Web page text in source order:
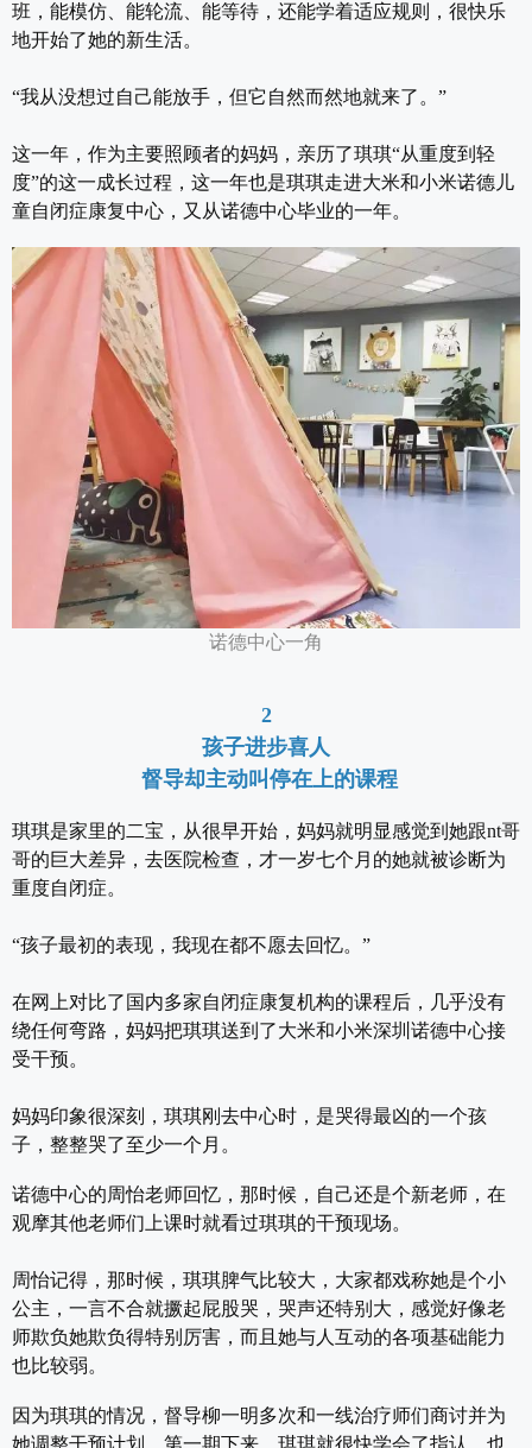
班，能模仿、能轮流、能等待，还能学着适应规则，很快乐
地开始了她的新生活。
“我从没想过自己能放手，但它自然而然地就来了。”
这一年，作为主要照顾者的妈妈，亲历了琪琪“从重度到轻
度”的这一成长过程，这一年也是琪琪走进大米和小米诺德儿
童自闭症康复中心，又从诺德中心毕业的一年。
诺德中心一角
2
孩子进步喜人
督导却主动叫停在上的课程
琪琪是家里的二宝，从很早开始，妈妈就明显感觉到她跟nt哥
哥的巨大差异，去医院检查，才一岁七个月的她就被诊断为
重度自闭症。
“孩子最初的表现，我现在都不愿去回忆。”
在网上对比了国内多家自闭症康复机构的课程后，几乎没有
绕任何弯路，妈妈把琪琪送到了大米和小米深圳诺德中心接
受干预。
妈妈印象很深刻，琪琪刚去中心时，是哭得最凶的一个孩
子，整整哭了至少一个月。
诺德中心的周怡老师回忆，那时候，自己还是个新老师，在
观摩其他老师们上课时就看过琪琪的干预现场。
周怡记得，那时候，琪琪脾气比较大，大家都戏称她是个小
公主，一言不合就撅起屁股哭，哭声还特别大，感觉好像老
师欺负她欺负得特别厉害，而且她与人互动的各项基础能力
也比较弱。
因为琪琪的情况，督导柳一明多次和一线治疗师们商讨并为